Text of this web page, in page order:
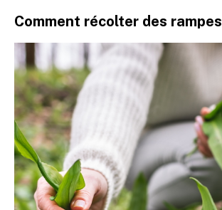
Comment récolter des rampes